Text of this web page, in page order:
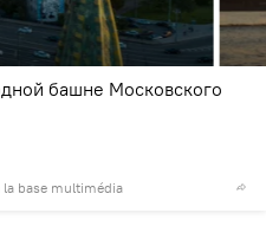
la base multimédia
башне Московского